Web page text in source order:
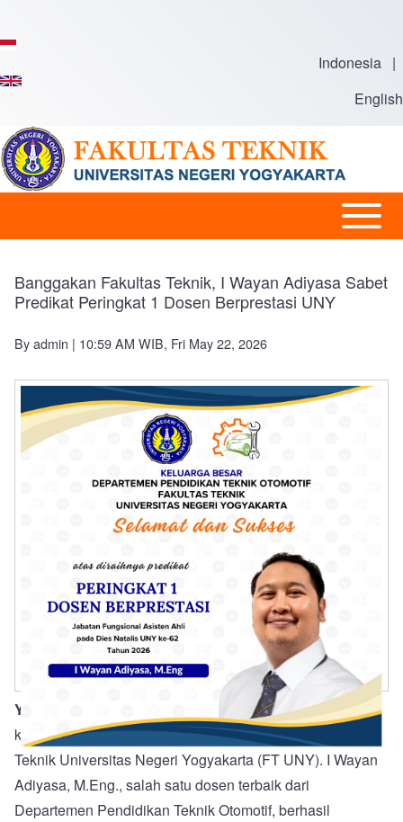
Indonesia |
English
navigation
Open or
Close
Main
Banggakan Fakultas Teknik, I Wayan Adiyasa Sabet
Predikat Peringkat 1 Dosen Berprestasi UNY
Byadmin | 10:59 AM WIB, Fri May 22, 2026
YOGYAKARTA, FT UNY
— Kabar membanggakan
kembali datang dari rumpun civitas akademika Fakultas
Teknik Universitas Negeri Yogyakarta (FT UNY). I Wayan
Adiyasa, M.Eng., salah satu dosen terbaik dari
Departemen Pendidikan Teknik Otomotif, berhasil